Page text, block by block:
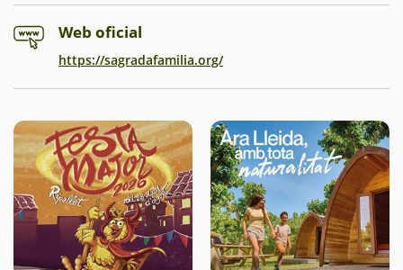
Web oficial
https://sagradafamilia.org/